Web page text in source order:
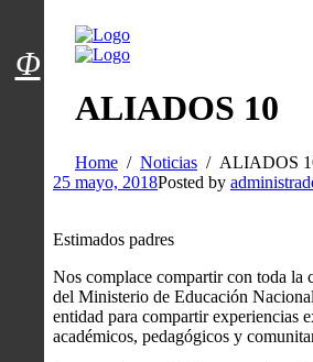
Menú usuarios
ALIADOS 10
Home Noticias
ALIADOS
25 mayo, 2018Posted by
Estimados padres
Nos complace compartir con toda la
del Ministerio de Educación
entidad para compartir experiencias
académicos, pedagógicos y
Φ